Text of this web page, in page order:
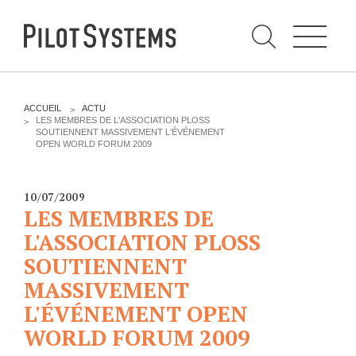
i
DÉV WEB
PRESTATIONS
Expression de besoins
Développement
d'applications
Optimisations et tunning
Support et Assistance
Formations
Gestion de contenu
Le serveur d'applications
Zope
Plone
Zinnia
V
O
I
C
I
:
ACCUEIL
ACTU
LES MEMBRES DE L'ASSOCIATION PLOSS
SOUTIENNENT MASSIVEMENT L'ÉVÉNEMENT
OPEN WORLD FORUM 2009
10/07/2009
LES MEMBRES DE
L'ASSOCIATION PLOSS
SOUTIENNENT
MASSIVEMENT
L'ÉVÉNEMENT OPEN
WORLD FORUM 2009